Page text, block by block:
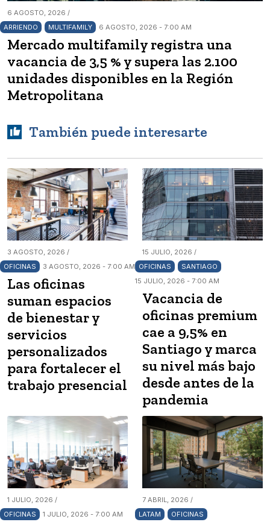
6 AGOSTO, 2026 /
ARRIENDO
MULTIFAMILY 6 AGOSTO, 2026 - 7:00 AM
Mercado multifamily registra una
vacancia de 3,5 % y supera las 2.100
unidades disponibles en la Región
Metropolitana
También puede interesarte
3 AGOSTO, 2026 /
OFICINAS
3 AGOSTO, 2026 - 7:00 AM
Las oficinas
suman espacios
de bienestar y
servicios
personalizados
para fortalecer el
trabajo presencial
15 JULIO, 2026 /
OFICINAS
SANTIAGO
15 JULIO, 2026 - 7:00 AM
Vacancia de
oficinas premium
cae a 9,5% en
Santiago y marca
su nivel más bajo
desde antes de la
pandemia
1 JULIO, 2026 /
OFICINAS
1 JULIO, 2026 - 7:00 AM
7 ABRIL, 2026 /
LATAM
OFICINAS